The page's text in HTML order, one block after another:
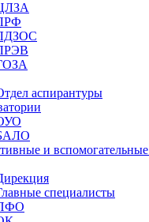
аспирантуры
и
специалисты